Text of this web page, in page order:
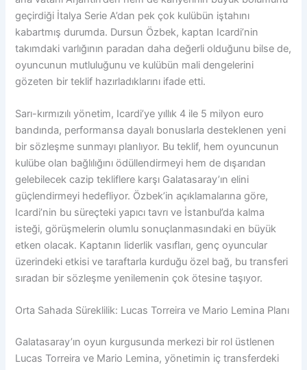
geçirdiği İtalya Serie A’dan pek çok kulübün iştahını
kabartmış durumda. Dursun Özbek, kaptan Icardi’nin
takımdaki varlığının paradan daha değerli olduğunu bilse de,
oyuncunun mutluluğunu ve kulübün mali dengelerini
gözeten bir teklif hazırladıklarını ifade etti.
Sarı-kırmızılı yönetim, Icardi’ye yıllık 4 ile 5 milyon euro
bandında, performansa dayalı bonuslarla desteklenen yeni
bir sözleşme sunmayı planlıyor. Bu teklif, hem oyuncunun
kulübe olan bağlılığını ödüllendirmeyi hem de dışarıdan
gelebilecek cazip tekliflere karşı Galatasaray’ın elini
güçlendirmeyi hedefliyor. Özbek’in açıklamalarına göre,
Icardi’nin bu süreçteki yapıcı tavrı ve İstanbul’da kalma
isteği, görüşmelerin olumlu sonuçlanmasındaki en büyük
etken olacak. Kaptanın liderlik vasıfları, genç oyuncular
üzerindeki etkisi ve taraftarla kurduğu özel bağ, bu transferi
sıradan bir sözleşme yenilemenin çok ötesine taşıyor.
Orta Sahada Süreklilik: Lucas Torreira ve Mario Lemina Planı
Galatasaray’ın oyun kurgusunda merkezi bir rol üstlenen
Lucas Torreira ve Mario Lemina, yönetimin iç transferdeki